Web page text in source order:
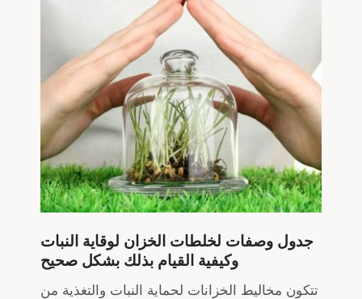
جدول وصفات لخلطات الخزان لوقاية النبات
وكيفية القيام بذلك بشكل صحيح
تتكون مخاليط الخزانات لحماية النبات والتغذية من